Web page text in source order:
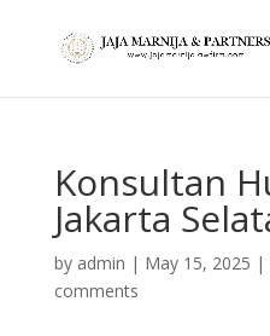
Konsultan
Jakarta
by admin | May 15, 2025 |
comments